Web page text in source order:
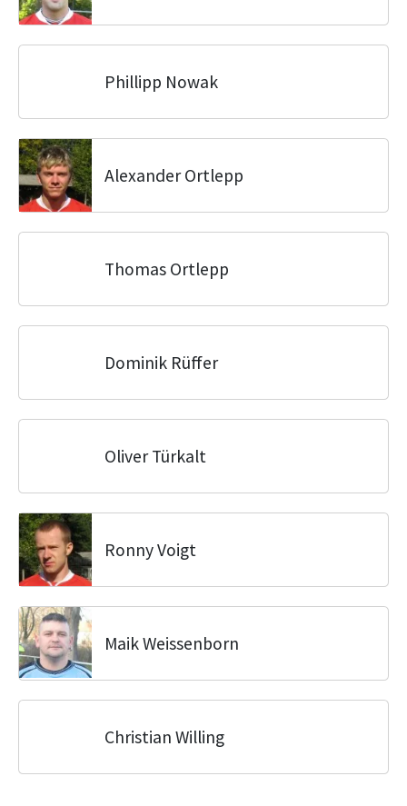
Phillipp Nowak
Alexander Ortlepp
Thomas Ortlepp
Dominik Rüffer
Oliver Türkalt
Ronny Voigt
Maik Weissenborn
Christian Willing